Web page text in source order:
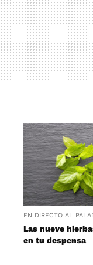
EN DIRECTO AL
Las nueve
en tu despensa